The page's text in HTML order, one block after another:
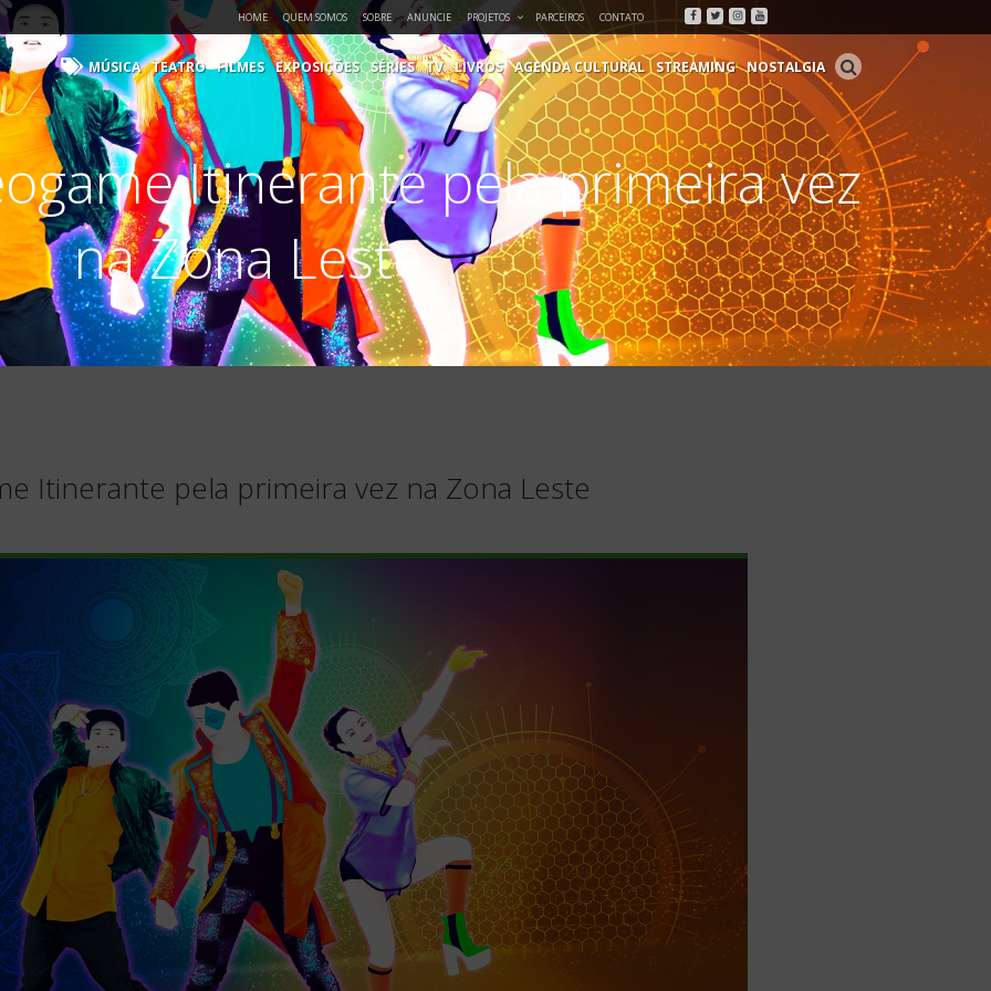
HOME QUEM SOMOS SOBRE ANUNCIE PROJETOS PARCEIROS CONTATO Facebook
Twitter
Instagram
Youtube
MÚSICA TEATRO FILMES EXPOSIÇÕES SÉRIES TV LIVROS AGENDA CULTURAL STREAMING NOSTALGIA
Itinerante pela primeira vez
na Zona Leste
Itinerante pela primeira vez na Zona Leste